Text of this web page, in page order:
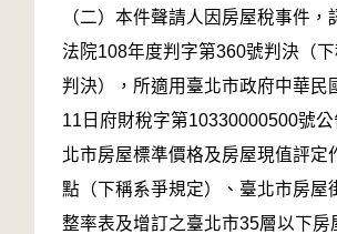
（二）本件聲請人因房屋稅事件，
法院108年度判字第360號判決（
判決），所適用臺北市政府中華民
11日府財稅字第10330000500號
北市房屋標準價格及房屋現值評定
點（下稱系爭規定）、臺北市房屋
整率表及增訂之臺北市35層以下房